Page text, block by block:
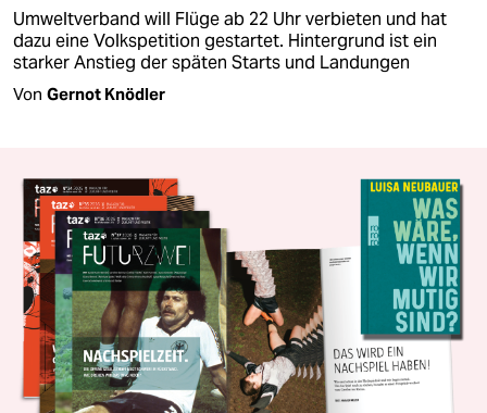
Umweltverband will Flüge ab 22 Uhr verbieten und hat
dazu eine Volkspetition gestartet. Hintergrund ist ein
starker Anstieg der späten Starts und Landungen
Von Gernot Knödler